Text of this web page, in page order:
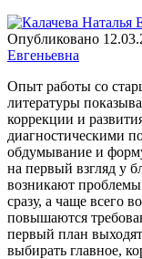
Опубликовано
Евгеньевна
Опыт работы со
литературы
коррекции и
диагностическими
обдумывание и
на первый взгляд у
возникают проблемы
сразу, а чаще всего
повышаются
первый план
выбирать главное,